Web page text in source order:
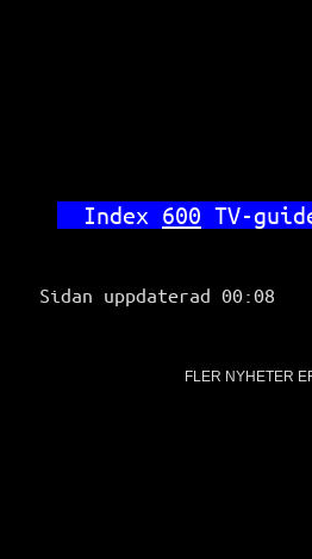
Index 600 TV-
Sidan uppdaterad 00:08
FLER NYHETER